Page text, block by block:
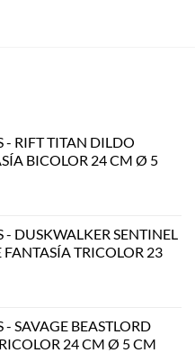
- RIFT TITAN DILDO
BICOLOR 24 CM Ø 5
- DUSKWALKER SENTINEL
TRICOLOR 23
SAVAGE BEASTLORD
24 CM Ø 5 CM